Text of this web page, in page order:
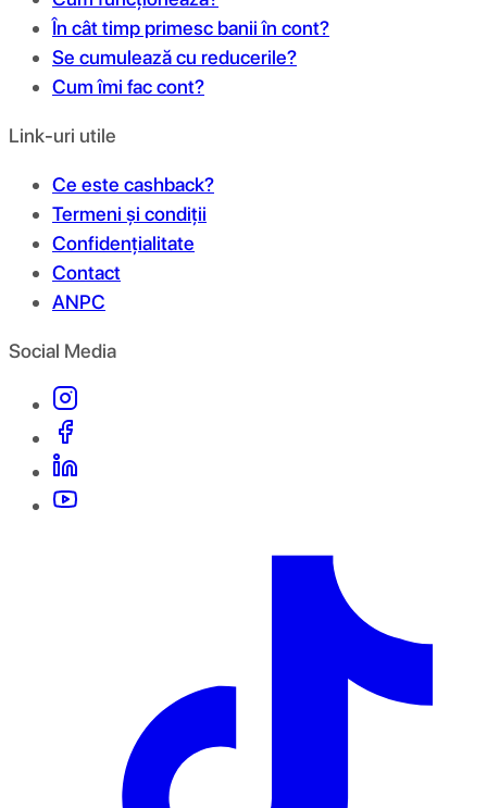
În cât timp primesc banii în cont?
Se cumulează cu reducerile?
Cum îmi fac cont?
Link-uri utile
Ce este cashback?
Termeni și condiții
Confidențialitate
Contact
ANPC
Social Media